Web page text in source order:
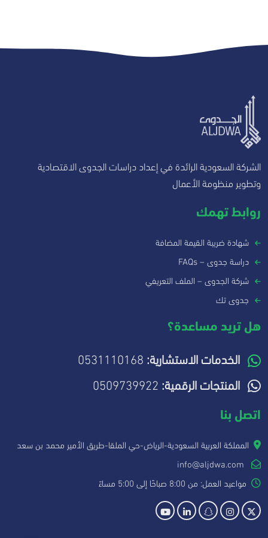
الشركة السعودية الرائدة في إعداد دراسات الجدوى الاقتصادية
وتطوير منظومة الأعمال
روابط تهمك
شهادة ضريبة القيمة المضافة
دراسة جدوى – FAQs
شركة الجدوى – الملف التعريفي
جدوى تك
هل تريد مساعدة؟
الخدمات الاستشارية:
المنتجات الرقمية:
اتصل بنا
المملكة العربية السعودية-الرياض-حي الملقا-طريق الأمير محمد بن سعد
مواعيد العمل: من 8:00 صباحًا إلى 5:00 مساءً